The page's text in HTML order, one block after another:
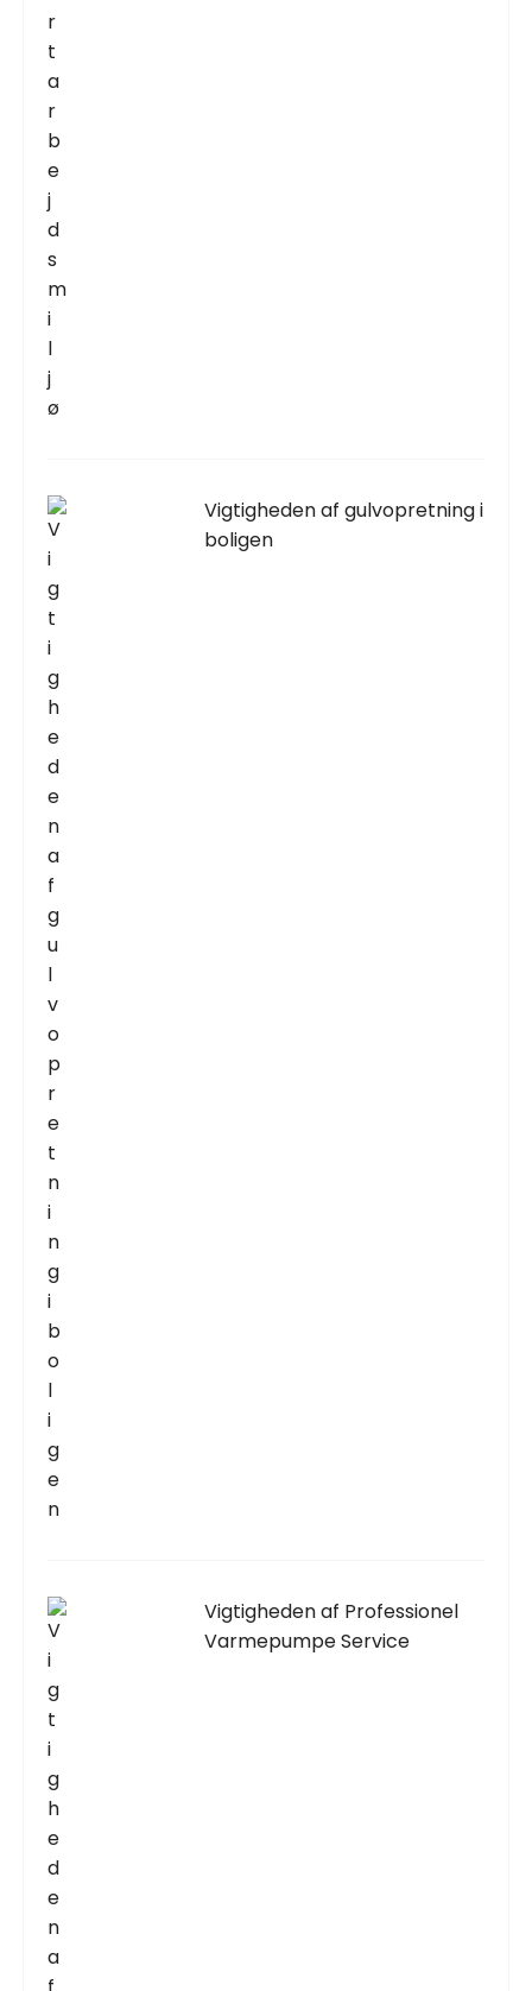
Vigtigheden af gulvopretning i
boligen
Vigtigheden af Professionel
Varmepumpe Service